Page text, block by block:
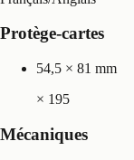
Protège-cartes
54,5 × 81 mm
× 195
Mécaniques